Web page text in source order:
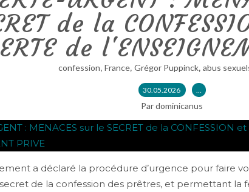
de la
de
confession, France, Grégor Puppinck, abus
30.05.2026 …
Par dominicanus
a déclaré la procédure d’urgence pour faire
de la confession des prêtres, et permettant la